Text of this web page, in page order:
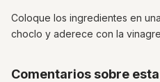
Coloque los ingredientes en
choclo y aderece con la
Comentarios sobre